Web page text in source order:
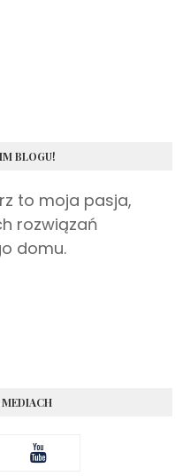
BLOGU!
to moja pasja,
rozwiązań
domu.